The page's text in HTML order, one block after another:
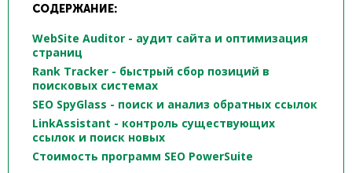
СОДЕРЖАНИЕ:
WebSite Auditor - аудит сайта и оптимизация
страниц
Rank Tracker - быстрый сбор позиций в
поисковых системах
SEO SpyGlass - поиск и анализ обратных ссылок
LinkAssistant - контроль существующих
ссылок и поиск новых
Стоимость программ SEO PowerSuite